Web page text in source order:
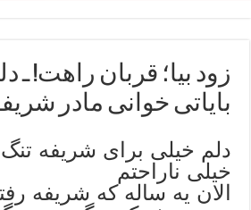
زود بیا؛ قربان راهت! ـ
بایاتی خوانی مادر
دلم خیلی برای شریفه
خیلی ناراحتم
الان یه ساله که شریفه